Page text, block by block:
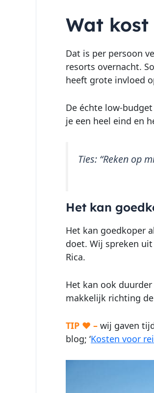
Wat kost
Dat is per persoon
resorts overnacht.
heeft grote invloed
De échte low-
je een heel eind en
Ties: “Reken op
Het kan
Het kan goedkoper
doet. Wij spreken
Rica.
Het kan ook
makkelijk richting
TIP ♥ – wij gaven
blog; ‘Kosten voor